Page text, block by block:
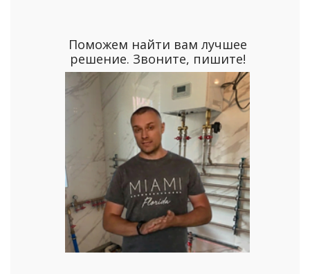
Поможем найти вам лучшее
решение. Звоните, пишите!